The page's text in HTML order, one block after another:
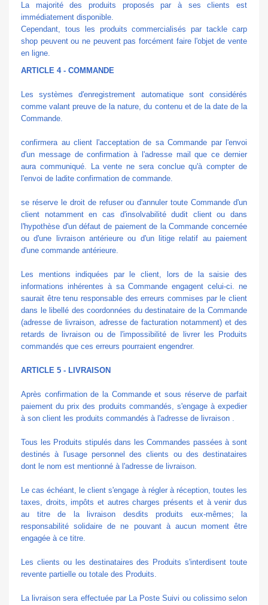
La majorité des produits proposés par à ses clients est
immédiatement disponible.
Cependant, tous les produits commercialisés par tackle carp
shop peuvent ou ne peuvent pas forcément faire l'objet de vente
en ligne.
ARTICLE 4 - COMMANDE
Les systèmes d'enregistrement automatique sont considérés
comme valant preuve de la nature, du contenu et de la date de la
Commande.
confirmera au client l'acceptation de sa Commande par l'envoi
d'un message de confirmation à l'adresse mail que ce dernier
aura communiqué. La vente ne sera conclue qu'à compter de
l'envoi de ladite confirmation de commande.
se réserve le droit de refuser ou d'annuler toute Commande d'un
client notamment en cas d'insolvabilité dudit client ou dans
l'hypothèse d'un défaut de paiement de la Commande concernée
ou d'une livraison antérieure ou d'un litige relatif au paiement
d'une commande antérieure.
Les mentions indiquées par le client, lors de la saisie des
informations inhérentes à sa Commande engagent celui-ci. ne
saurait être tenu responsable des erreurs commises par le client
dans le libellé des coordonnées du destinataire de la Commande
(adresse de livraison, adresse de facturation notamment) et des
retards de livraison ou de l'impossibilité de livrer les Produits
commandés que ces erreurs pourraient engendrer.
ARTICLE 5 - LIVRAISON
Après confirmation de la Commande et sous réserve de parfait
paiement du prix des produits commandés, s'engage à expedier
à son client les produits commandés à l'adresse de livraison .
Tous les Produits stipulés dans les Commandes passées à sont
destinés à l'usage personnel des clients ou des destinataires
dont le nom est mentionné à l'adresse de livraison.
Le cas échéant, le client s'engage à régler à réception, toutes les
taxes, droits, impôts et autres charges présents et à venir dus
au titre de la livraison desdits produits eux-mêmes; la
responsabilité solidaire de ne pouvant à aucun moment être
engagée à ce titre.
Les clients ou les destinataires des Produits s'interdisent toute
revente partielle ou totale des Produits.
La livraison sera effectuée par La Poste Suivi ou colissimo selon